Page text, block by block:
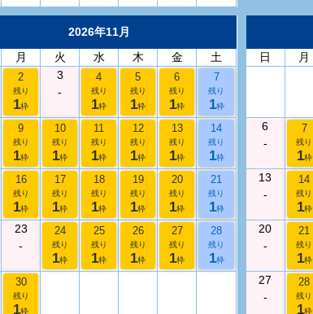
2026年11月
月 火 水 木 金
土
2
残り
1枠
3
-
4
残り
1枠
5
残り
1枠
6
残り
1枠
7
残り
1枠
9
残り
1枠
10
残り
1枠
11
残り
1枠
12
残り
1枠
13
残り
1枠
14
残り
1枠
16
残り
1枠
17
残り
1枠
18
残り
1枠
19
残り
1枠
20
残り
1枠
21
残り
1枠
23
-
24
残り
1枠
25
残り
1枠
26
残り
1枠
27
残り
1枠
28
残り
1枠
30
残り
1枠
日
月
6
-
7
残り
1枠
13
-
14
残り
1枠
20
-
21
残り
1枠
27
-
28
残り
1枠